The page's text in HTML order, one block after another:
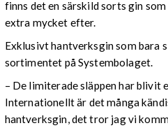
finns det en särskild sorts gin
extra mycket efter.
Exklusivt hantverksgin som bara
sortimentet på Systembolaget.
– De limiterade släppen har blivit
Internationellt är det många
hantverksgin, det tror jag vi